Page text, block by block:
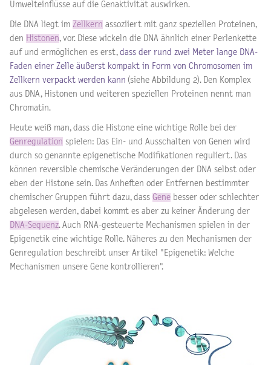
Umwelteinflüsse auf die Genaktivität auswirken.
Die DNA liegt im Zellkern assoziiert mit ganz speziellen Proteinen,
den Histonen, vor. Diese wickeln die DNA ähnlich einer Perlenkette
auf und ermöglichen es erst, dass der rund zwei Meter lange DNA-
Faden einer Zelle äußerst kompakt in Form von Chromosomen im
Zellkern verpackt werden kann (siehe Abbildung 2). Den Komplex
aus DNA, Histonen und weiteren speziellen Proteinen nennt man
Chromatin.
Heute weiß man, dass die Histone eine wichtige Rolle bei der
Genregulation spielen: Das Ein- und Ausschalten von Genen wird
durch so genannte epigenetische Modifikationen reguliert. Das
können reversible chemische Veränderungen der DNA selbst oder
eben der Histone sein. Das Anheften oder Entfernen bestimmter
chemischer Gruppen führt dazu, dass Gene besser oder schlechter
abgelesen werden, dabei kommt es aber zu keiner Änderung der
DNA-Sequenz. Auch RNA-gesteuerte Mechanismen spielen in der
Epigenetik eine wichtige Rolle. Näheres zu den Mechanismen der
Genregulation beschreibt unser Artikel "Epigenetik: Welche
Mechanismen unsere Gene kontrollieren".